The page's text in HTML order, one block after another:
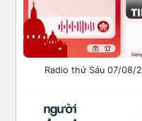
Radio thứ Sáu 07/08/